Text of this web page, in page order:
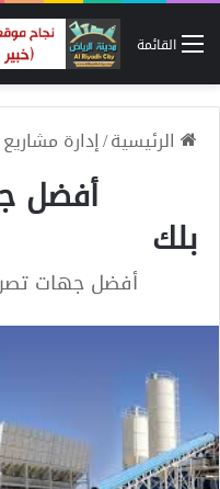
القائمة
الرئيسية/إدارة مشاريع
أفضل
بلك
أفضل جهات